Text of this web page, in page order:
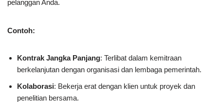
pelanggan Anda.
Contoh:
Kontrak Jangka Panjang: Terlibat dalam kemitraan
berkelanjutan dengan organisasi dan lembaga pemerintah.
Kolaborasi: Bekerja erat dengan klien untuk proyek dan
penelitian bersama.